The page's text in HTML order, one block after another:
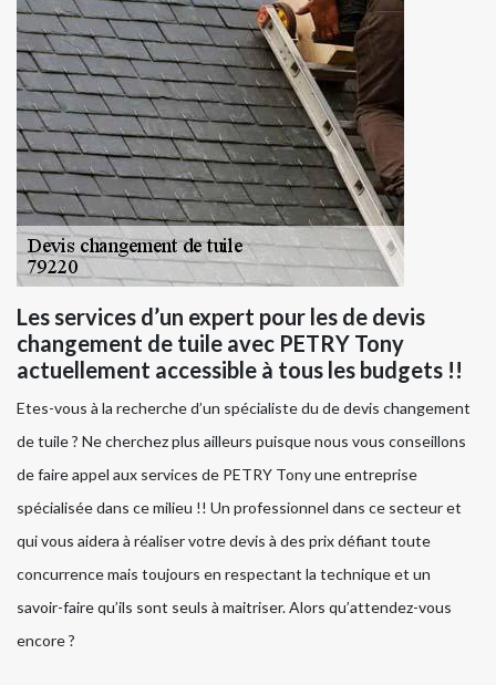
Les services d’un expert pour les de devis
changement de tuile avec PETRY Tony
actuellement accessible à tous les budgets !!
Etes-vous à la recherche d’un spécialiste du de devis changement
de tuile ? Ne cherchez plus ailleurs puisque nous vous conseillons
de faire appel aux services de PETRY Tony une entreprise
spécialisée dans ce milieu !! Un professionnel dans ce secteur et
qui vous aidera à réaliser votre devis à des prix défiant toute
concurrence mais toujours en respectant la technique et un
savoir-faire qu’ils sont seuls à maitriser. Alors qu’attendez-vous
encore ?